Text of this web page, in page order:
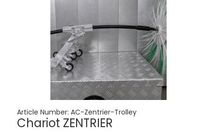
Article Number: AC-Zentrier-Trolley
Chariot ZENTRIER